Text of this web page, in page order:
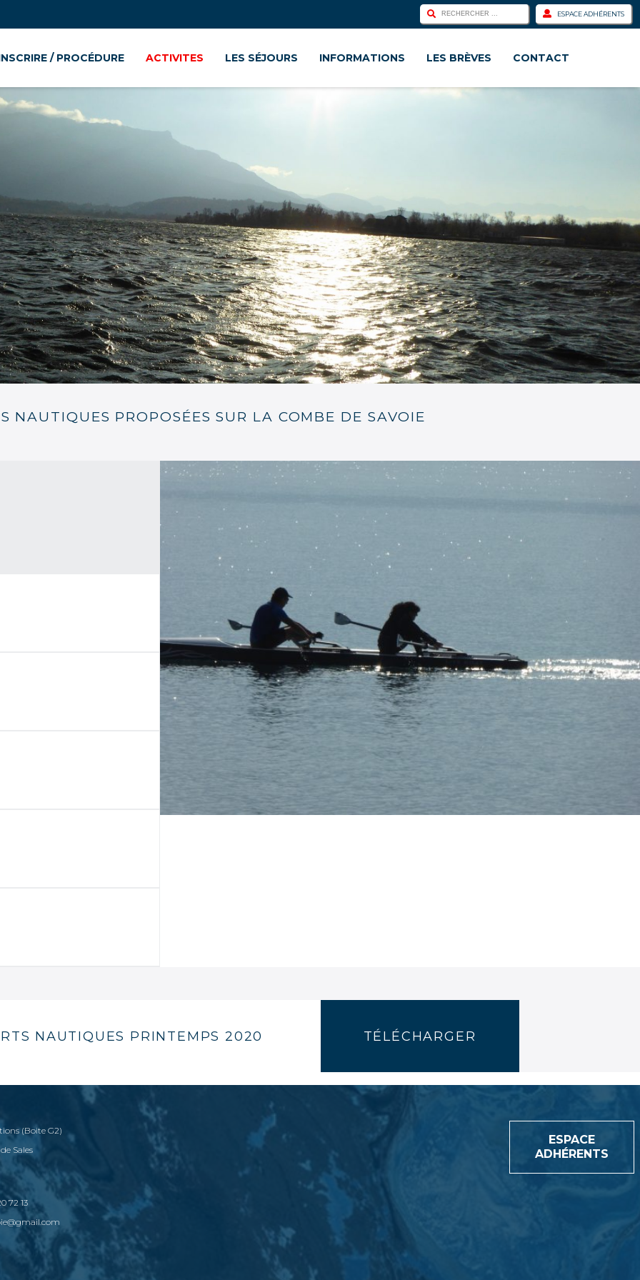
ESPACE ADHÉRENTS
/ PROCÉDURE ACTIVITES LES SÉJOURS INFORMATIONS LES BRÈVES CONTACT
NAUTIQUES PROPOSÉES SUR LA COMBE DE SAVOIE
NAUTIQUES PRINTEMPS 2020 TÉLÉCHARGER
(Boite G2)
Sales
72 13
ESPACE
ADHÉRENTS